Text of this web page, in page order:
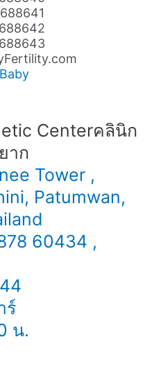
Center​ คลินิก
าก
Tower ,
Patumwan,
60434 ,
ร์
น.